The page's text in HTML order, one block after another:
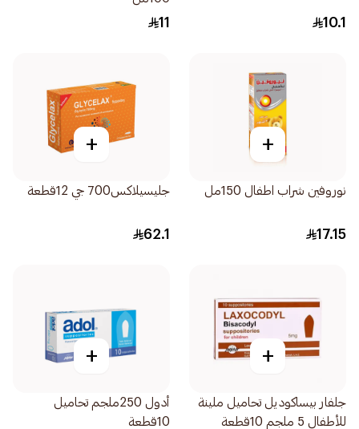
10.1
11
+
نوروفين شراب اطفال 150مل
17.15
+
جليسيلاكس700 جي 12قطعة
62.1
+
جلفار بيساكوديل تحاميل ملينة
للأطفال 5 ملجم 10قطعة
+
أدول 250ملجم تحاميل
10قطعة